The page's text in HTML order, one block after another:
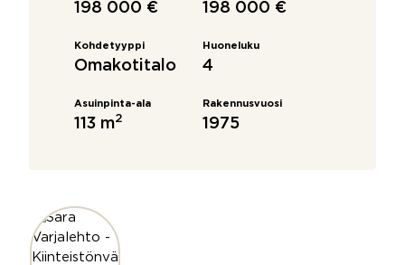
198 000 € 198 000 €
Kohdetyyppi
Omakotitalo
Huoneluku
4
Asuinpinta-ala
113 m2
Rakennusvuosi
1975